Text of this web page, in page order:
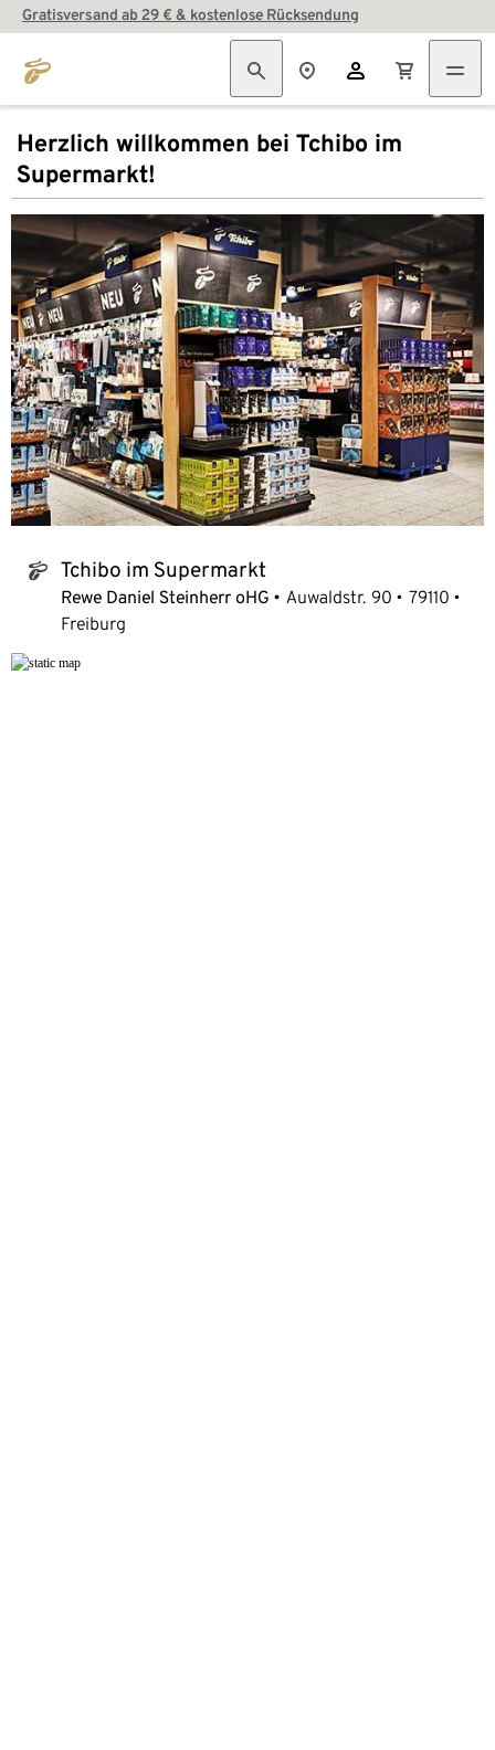
Gratisversand ab 29 € & kostenlose Rücksendung
Herzlich willkommen bei Tchibo im
Supermarkt!
tchibo_logo Tchibo im Supermarkt
Rewe Daniel Steinherr oHG Auwaldstr. 90
79110
Freiburg